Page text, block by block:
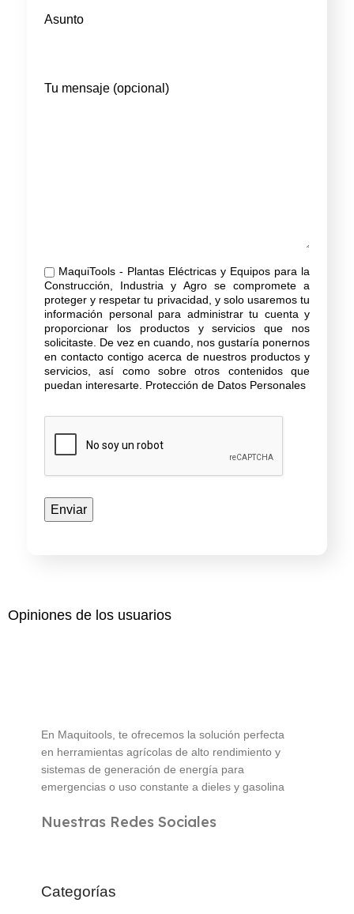
Asunto
Tu mensaje (opcional)
MaquiTools - Plantas Eléctricas y Equipos para la
Construcción, Industria y Agro se compromete a
proteger y respetar tu privacidad, y solo usaremos tu
información personal para administrar tu cuenta y
proporcionar los productos y servicios que nos
solicitaste. De vez en cuando, nos gustaría ponernos
en contacto contigo acerca de nuestros productos y
servicios, así como sobre otros contenidos que
puedan interesarte. Protección de Datos Personales
Opiniones de los usuarios
En Maquitools, te ofrecemos la solución perfecta
en herramientas agrícolas de alto rendimiento y
sistemas de generación de energía para
emergencias o uso constante a dieles y gasolina
Nuestras Redes Sociales
Categorías